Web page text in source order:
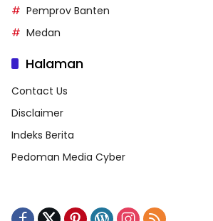
Pemprov Banten
Medan
Halaman
Contact Us
Disclaimer
Indeks Berita
Pedoman Media Cyber